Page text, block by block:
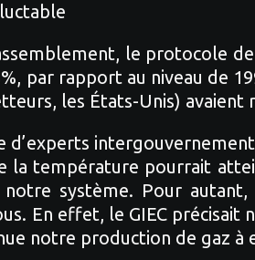
le protocole
par rapport au niveau de
les États-Unis)
d’experts
la température pourrait
notre système. Pour
En effet, le GIEC
notre production de gaz